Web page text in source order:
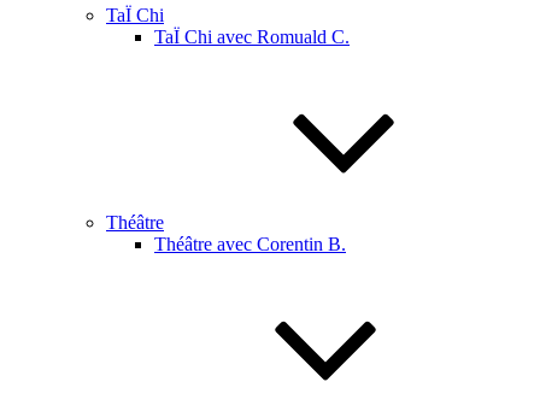
TaÏ Chi
TaÏ Chi avec Romuald C.
Théâtre
Théâtre avec Corentin B.